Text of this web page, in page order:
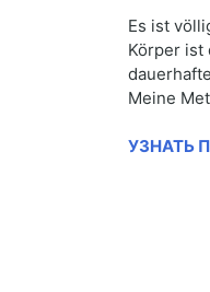
Es ist
Körper ist
Meine
УЗНАТЬ